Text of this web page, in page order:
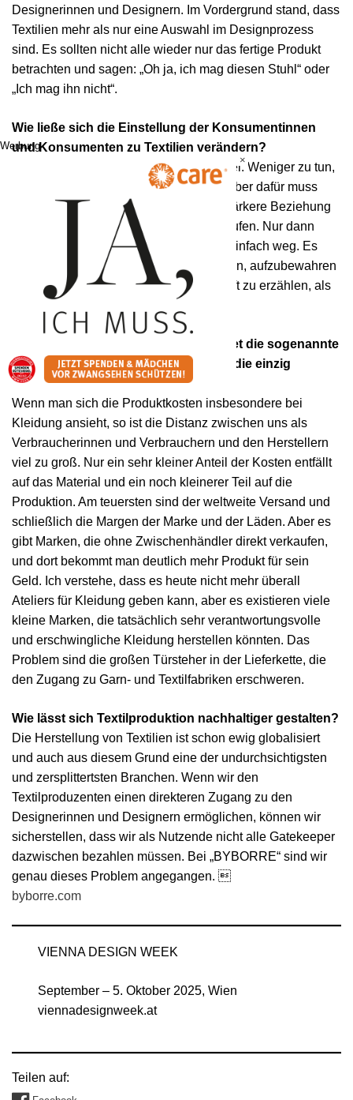
Designerinnen und Designern. Im Vordergrund stand, dass
Textilien mehr als nur eine Auswahl im Designprozess
sind. Es sollten nicht alle wieder nur das fertige Produkt
betrachten und sagen: „Oh ja, ich mag diesen Stuhl“ oder
„Ich mag ihn nicht“.
Wie ließe sich die Einstellung der Konsumentinnen
und Konsumenten zu Textilien verändern?
Generell konsumieren wir alle viel zu viel. Weniger zu tun,
ist der einzige Weg zur Verbesserung. Aber dafür muss
man die Menschen überzeugen, eine stärkere Beziehung
zu dem Produkt aufzubauen, das sie kaufen. Nur dann
nutzt man es wirklich und wirft es nicht einfach weg. Es
kann viel cooler sein, etwas zu reparieren, aufzubewahren
und eine Geschichte über seine Herkunft zu erzählen, als
Diese Wegwerfmentalität kennzeichnet die sogenannte
„Fast Fashion“, die vielen Leuten als die einzig
erschwingliche Mode erscheint.
Wenn man sich die Produktkosten insbesondere bei
Kleidung ansieht, so ist die Distanz zwischen uns als
Verbraucherinnen und Verbrauchern und den Herstellern
viel zu groß. Nur ein sehr kleiner Anteil der Kosten entfällt
auf das Material und ein noch kleinerer Teil auf die
Produktion. Am teuersten sind der weltweite Versand und
schließlich die Margen der Marke und der Läden. Aber es
gibt Marken, die ohne Zwischenhändler direkt verkaufen,
und dort bekommt man deutlich mehr Produkt für sein
Geld. Ich verstehe, dass es heute nicht mehr überall
Ateliers für Kleidung geben kann, aber es existieren viele
kleine Marken, die tatsächlich sehr verantwortungsvolle
und erschwingliche Kleidung herstellen könnten. Das
Problem sind die großen Türsteher in der Lieferkette, die
den Zugang zu Garn- und Textilfabriken erschweren.
Wie lässt sich Textilproduktion nachhaltiger gestalten?
Die Herstellung von Textilien ist schon ewig globalisiert
und auch aus diesem Grund eine der undurchsichtigsten
und zersplittertsten Branchen. Wenn wir den
Textilproduzenten einen direkteren Zugang zu den
Designerinnen und Designern ermöglichen, können wir
sicherstellen, dass wir als Nutzende nicht alle Gatekeeper
dazwischen bezahlen müssen. Bei „BYBORRE“ sind wir
genau dieses Problem angegangen. 
byborre.com
VIENNA DESIGN WEEK
September – 5. Oktober 2025, Wien
viennadesignweek.at
Teilen auf:
Werbung
×